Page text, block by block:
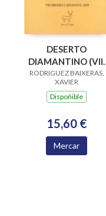
DESERTO
DIAMANTINO (VIII
PREMIO CAIXANOVA
2009)
RODRIGUEZ BAIXERAS,
XAVIER
Dispoñible
15,60 €
Mercar